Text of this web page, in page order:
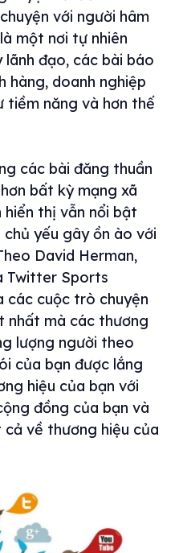
với người hâm
một nơi tự nhiên
đạo, các bài báo
hàng, doanh nghiệp
tiềm năng và hơn thế
các bài đăng thuần
bất kỳ mạng xã
hiển thị vẫn nổi bật
yếu gây ồn ào với
David Herman,
Twitter Sports
các cuộc trò chuyện
nhất mà các thương
lượng người theo
của bạn được lắng
hiệu của bạn với
đồng của bạn và
về thương hiệu của